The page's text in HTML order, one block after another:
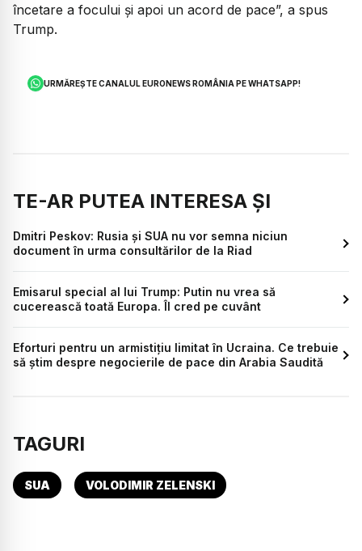
încetare a focului și apoi un acord de pace”, a spus
Trump.
URMĂREȘTE CANALUL EURONEWS ROMÂNIA PE WHATSAPP!
TE-AR PUTEA INTERESA ȘI
Dmitri Peskov: Rusia și SUA nu vor semna niciun
document în urma consultărilor de la Riad
Emisarul special al lui Trump: Putin nu vrea să
cucerească toată Europa. Îl cred pe cuvânt
Eforturi pentru un armistițiu limitat în Ucraina. Ce trebuie
să știm despre negocierile de pace din Arabia Saudită
TAGURI
SUA VOLODIMIR ZELENSKI